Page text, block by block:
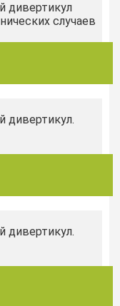
дивертикул
случаев
дивертикул.
дивертикул.